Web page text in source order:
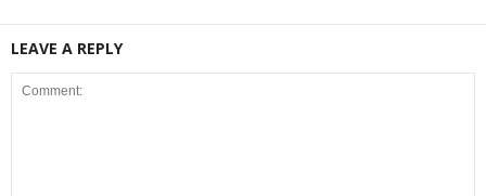
LEAVE A REPLY